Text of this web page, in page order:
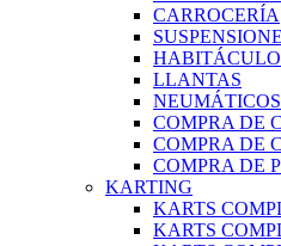
CARROCERÍA
HABITÁCULO
LLANTAS
NEUMÁTICOS
COMPRA DE
COMPRA DE
COMPRA DE
KARTING
KARTS
KARTS